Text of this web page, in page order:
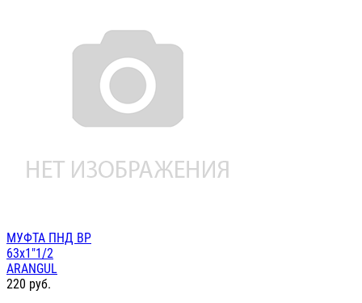
МУФТА ПНД ВР
63х1"1/2
ARANGUL
220 руб.